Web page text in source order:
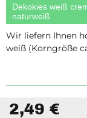
Dekokies weiß
naturweiß
Wir liefern Ihnen
weiß (Korngröße
2,49 €